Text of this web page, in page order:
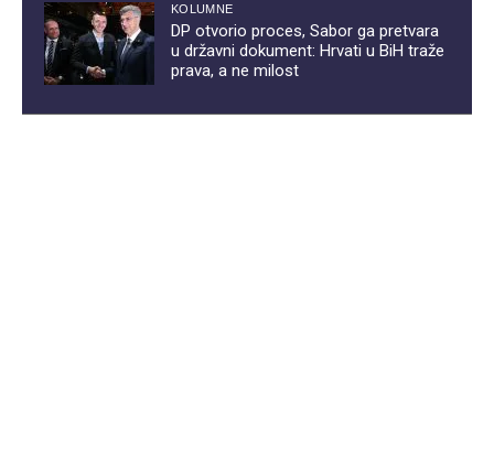
KOLUMNE
DP otvorio proces, Sabor ga pretvara
u državni dokument: Hrvati u BiH traže
prava, a ne milost